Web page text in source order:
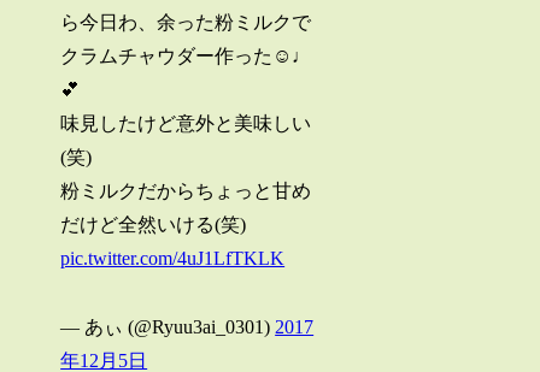
ら今日わ、余った粉ミルクで
クラムチャウダー作った☺️♩
💕
味見したけど意外と美味しい
(笑)
粉ミルクだからちょっと甘め
だけど全然いける(笑)
pic.twitter.com/4uJ1LfTKLK
— あぃ (@Ryuu3ai_0301) 2017
年12月5日